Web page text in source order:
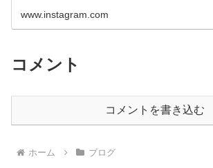
www.instagram.com
コメント
コメントを書き込む
ホーム ブログ